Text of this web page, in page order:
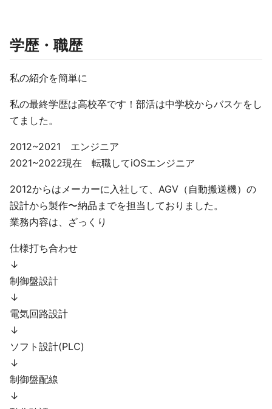
学歴・職歴
私の紹介を簡単に
私の最終学歴は高校卒です！部活は中学校からバスケをし
てました。
2012~2021 エンジニア
2021~2022現在 転職してiOSエンジニア
2012からはメーカーに入社して、AGV（自動搬送機）の
設計から製作〜納品までを担当しておりました。
業務内容は、ざっくり
仕様打ち合わせ
↓
制御盤設計
↓
電気回路設計
↓
ソフト設計(PLC)
↓
制御盤配線
↓